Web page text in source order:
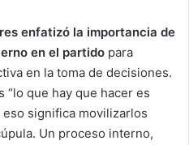
enfatizó la importancia de
en el partido para
en la toma de decisiones.
“lo que hay que hacer es
significa movilizarlos
Un proceso interno,